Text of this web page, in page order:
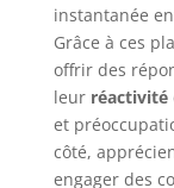
instantanée
Grâce à ces
offrir des
leur réactivité
et
côté,
engager des